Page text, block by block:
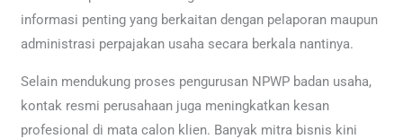
informasi penting yang berkaitan dengan pelaporan maupun
administrasi perpajakan usaha secara berkala nantinya.
Selain mendukung proses pengurusan NPWP badan usaha,
kontak resmi perusahaan juga meningkatkan kesan
profesional di mata calon klien. Banyak mitra bisnis kini